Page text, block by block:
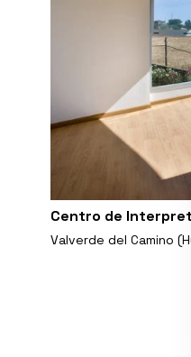
Centro de
Valverde del Camino